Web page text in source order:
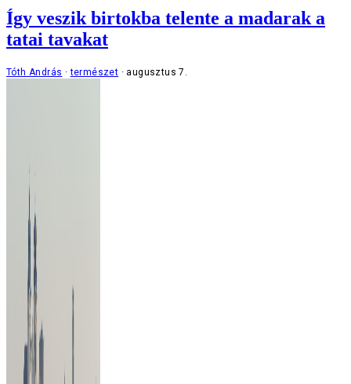
Így veszik birtokba telente a madarak a
tatai tavakat
Tóth András természet augusztus 7.